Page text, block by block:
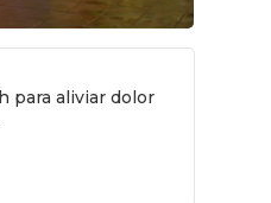
para aliviar dolor
Planes
GASTRO